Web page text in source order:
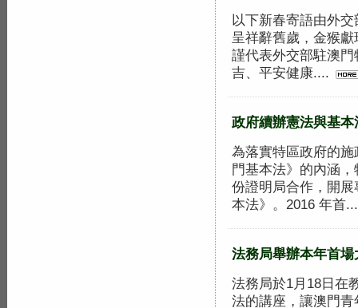
以下新春寄語由外
呈祥辭舊歲，金猴
謹代表外交部駐澳
吉、平安健康....
政府續辦憲法與基
為落實特區政府的
門基本法》的內涵
份證明局合作，開
本法》。2016 年首
法務局舉辦本年首
法務局於1月18日在
法的講座，讓澳門